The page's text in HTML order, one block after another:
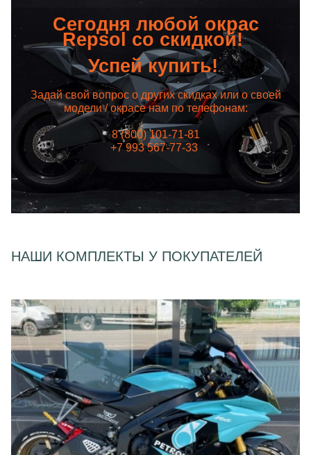
Сегодня любой окрас
Repsol со скидкой!
Успей купить!
Задай свой вопрос о других скидках или о своей
модели / окрасе нам по телефонам:
8 (800) 101-71-81
+7 993 567-77-33
НАШИ КОМПЛЕКТЫ У ПОКУПАТЕЛЕЙ